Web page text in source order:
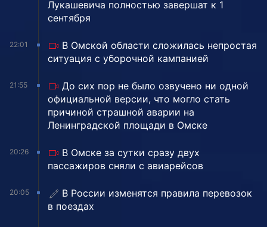
Лукашевича полностью завершат к 1
сентября
22:01
В Омской области сложилась непростая
ситуация с уборочной кампанией
21:55
До сих пор не было озвучено ни одной
официальной версии, что могло стать
причиной страшной аварии на
Ленинградской площади в Омске
20:26
В Омске за сутки сразу двух
пассажиров сняли с авиарейсов
20:05
В России изменятся правила перевозок
в поездах